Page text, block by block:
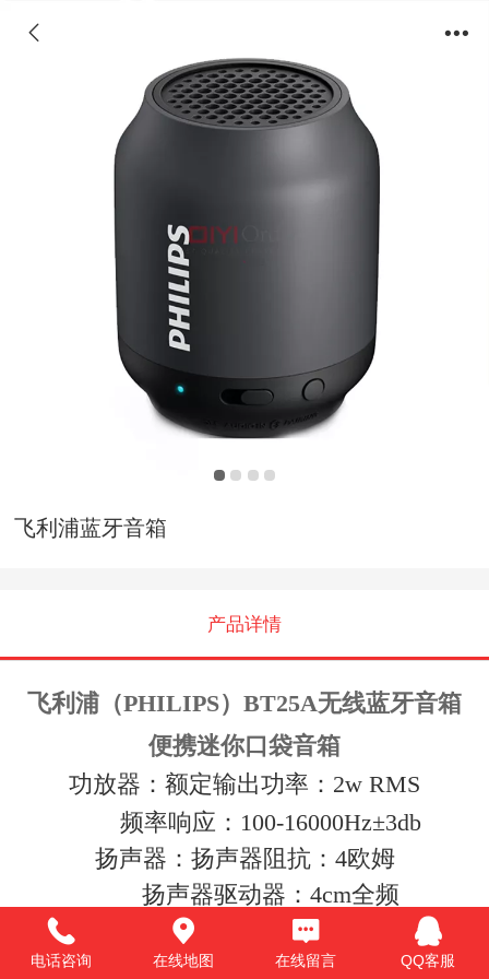
飞利浦蓝牙音箱
产品详情
飞利浦（PHILIPS）BT25A无线蓝牙音箱
便携迷你口袋音箱
功放器：额定输出功率：2w RMS
频率响应：100-16000Hz±3db
扬声器：扬声器阻抗：4欧姆
扬声器驱动器：4cm全频
蓝牙： 蓝牙版本：V2.1+EDR
蓝牙规格：A2DP
电话咨询 在线地图 在线留言 QQ客服